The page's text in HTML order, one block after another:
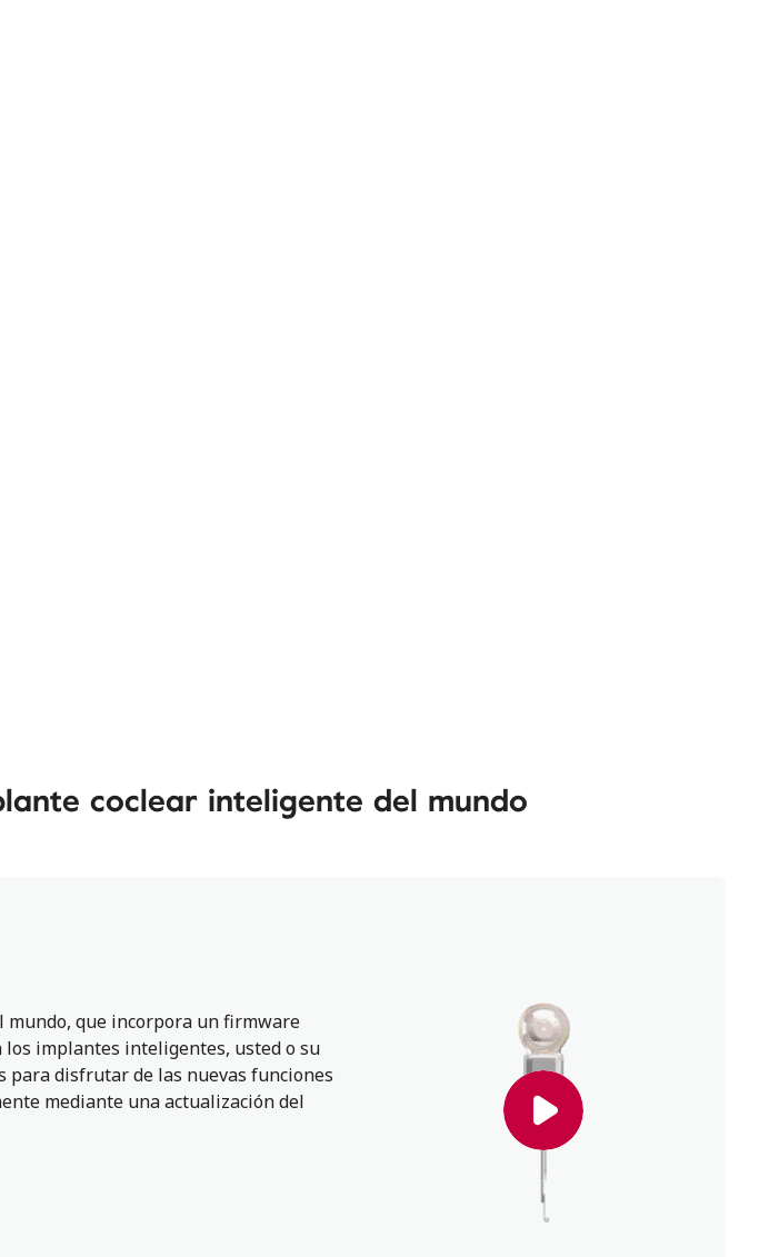
coclear inteligente del mundo
que incorpora un firmware
implantes inteligentes, usted o su
disfrutar de las nuevas funciones
mediante una actualización del